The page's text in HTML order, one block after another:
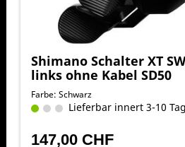
Shimano Schalter XT
links ohne Kabel SD50
Farbe: Schwarz
Lieferbar innert 3-10
147,00 CHF